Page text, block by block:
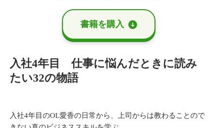
書籍を購⼊
入社4年目 仕事に悩んだときに読み
たい32の物語
入社4年目のOL愛香の日常から、上司からは教わることので